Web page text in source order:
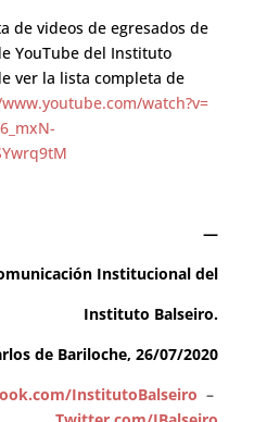
de videos de egresados ​​de
YouTube del Instituto
ver la lista completa de
watch?v=
—
Institucional del
Instituto Balseiro.
de Bariloche, 26/07/2020
InstitutoBalseiro –